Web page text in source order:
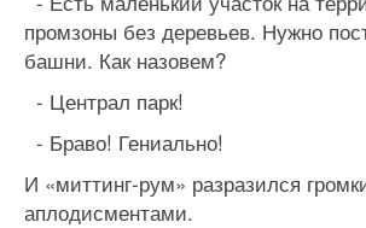
промзоны без деревьев. Нужно
башни. Как назовем?
- Централ парк!
- Браво! Гениально!
И «миттинг-рум» разразился
аплодисментами.